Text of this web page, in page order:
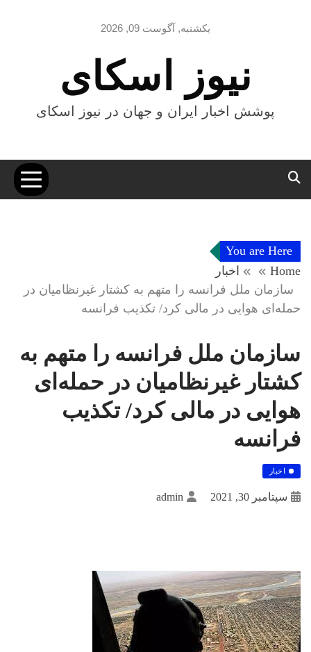
یکشنبه, آگوست 09, 2026
نیوز اسکای
پوشش اخبار ایران و جهان در نیوز اسکای
You are Here
Home
اخبار
سازمان ملل فرانسه را متهم به کشتار غیرنظامیان در
حمله‌ای هوایی در مالی کرد/ تکذیب فرانسه
سازمان ملل فرانسه را متهم به
کشتار غیرنظامیان در حمله‌ای
هوایی در مالی کرد/ تکذیب
فرانسه
اخبار
سپتامبر 30, 2021 admin